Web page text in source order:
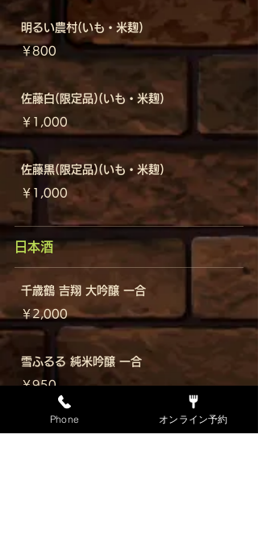
明るい農村(いも・米麹)
￥800
佐藤白(限定品)(いも・米麹)
￥1,000
佐藤黒(限定品)(いも・米麹)
￥1,000
日本酒
千歳鶴 吉翔 大吟醸 一合
￥2,000
雪ふるる 純米吟醸 一合
￥950
二世古 京極 純米 一合
Phone オンライン予約